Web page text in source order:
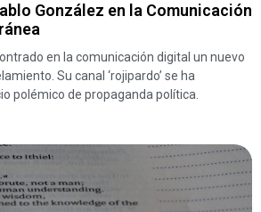
González en la Comunicación
en la comunicación digital un nuevo
Su canal ‘rojipardo’ se ha
polémico de propaganda política.